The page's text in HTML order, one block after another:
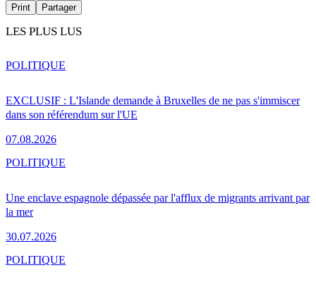
Print Partager
LES PLUS LUS
EXCLUSIF : L'Islande demande à Bruxelles de ne pas s'immiscer
dans son référendum sur l'UE
07.08.2026
POLITIQUE
Une enclave espagnole dépassée par l'afflux de migrants arrivant par
la mer
30.07.2026
POLITIQUE
POLITIQUE